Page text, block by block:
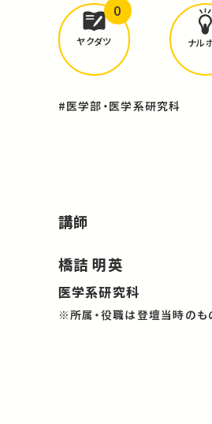
どんな学びが
ヤクダツ
0
ナル
#医学部・医学系研究科
講師
橋詰 明英
医学系研究科
※所属・役職は登壇当時のも